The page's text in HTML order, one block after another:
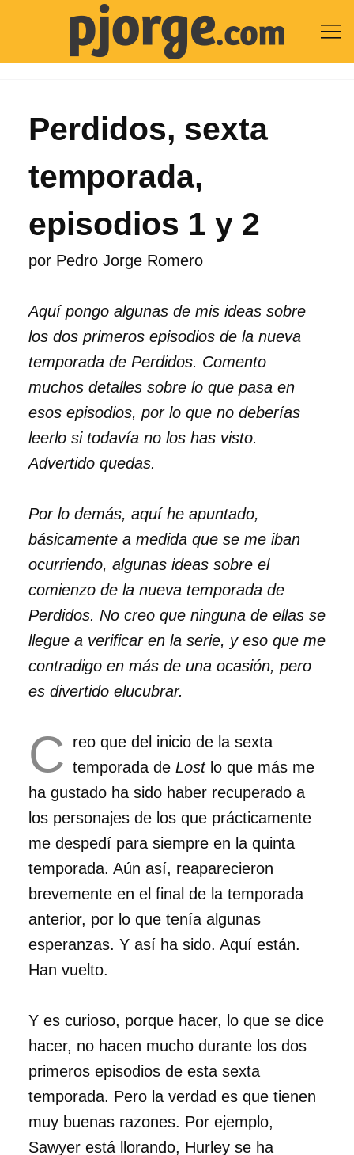

Perdidos, sexta
temporada,
episodios 1 y 2
por Pedro Jorge Romero
Aquí pongo algunas de mis ideas sobre
los dos primeros episodios de la nueva
temporada de Perdidos. Comento
muchos detalles sobre lo que pasa en
esos episodios, por lo que no deberías
leerlo si todavía no los has visto.
Advertido quedas.
Por lo demás, aquí he apuntado,
básicamente a medida que se me iban
ocurriendo, algunas ideas sobre el
comienzo de la nueva temporada de
Perdidos. No creo que ninguna de ellas se
llegue a verificar en la serie, y eso que me
contradigo en más de una ocasión, pero
es divertido elucubrar.
C reo que del inicio de la sexta
temporada de Lostlo que más me
ha gustado ha sido haber recuperado a
los personajes de los que prácticamente
me despedí para siempre en la quinta
temporada. Aún así, reaparecieron
brevemente en el final de la temporada
anterior, por lo que tenía algunas
esperanzas. Y así ha sido. Aquí están.
Han vuelto.
Y es curioso, porque hacer, lo que se dice
hacer, no hacen mucho durante los dos
primeros episodios de esta sexta
temporada. Pero la verdad es que tienen
muy buenas razones. Por ejemplo,
Sawyer está llorando, Hurley se ha